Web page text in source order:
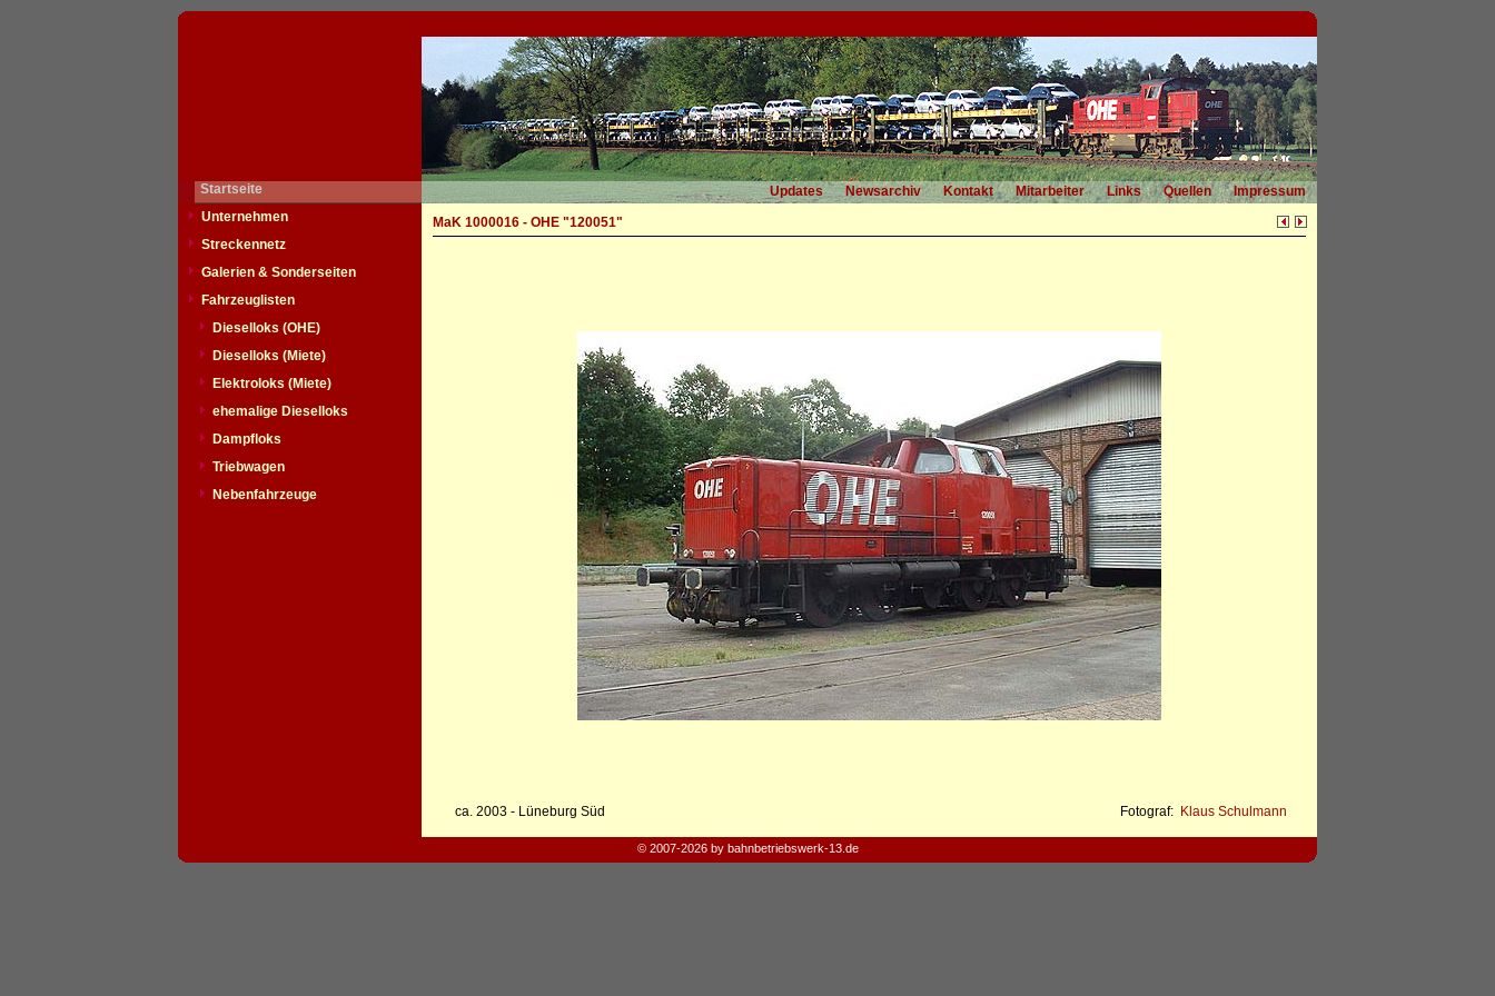
Startseite Updates Newsarchiv Kontakt Mitarbeiter Links Quellen
Impressum
Unternehmen
Streckennetz
Galerien & Sonderseiten
Fahrzeuglisten
Dieselloks (OHE)
Dieselloks (Miete)
Elektroloks (Miete)
ehemalige Dieselloks
Dampfloks
Triebwagen
Nebenfahrzeuge
MaK 1000016 - OHE "120051"
ca. 2003 - Lüneburg Süd Fotograf: Klaus Schulmann
© 2007-2026 by bahnbetriebswerk-13.de